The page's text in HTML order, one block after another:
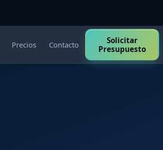
Precios Contacto
Solicitar
Presupuesto